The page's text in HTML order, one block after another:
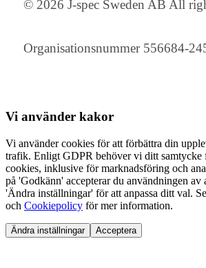
© 2026 J-spec Sweden AB All
Organisationsnummer 556684-
Vi använder kakor
Vi använder cookies för att förbättra din
trafik. Enligt GDPR behöver vi ditt samtycke
cookies, inklusive för marknadsföring och
på 'Godkänn' accepterar du användningen av
'Ändra inställningar' för att anpassa ditt val.
och Cookiepolicy för mer information.
Ändra inställningar Acceptera